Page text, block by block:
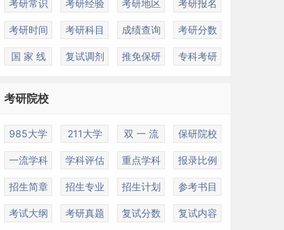
考研常识 考研经验 考研地区 考研报名
考研时间 考研科目 成绩查询 考研分数
国 家 线 复试调剂 推免保研 专科考研
考研院校
985大学 211大学 双 一 流 保研院校
一流学科 学科评估 重点学科 报录比例
招生简章 招生专业 招生计划 参考书目
考试大纲 考研真题 复试分数 复试内容